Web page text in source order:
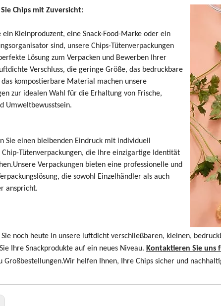
Chips mit Zuversicht:
ein Kleinproduzent, eine Snack-Food-Marke oder ein
sind, unsere Chips-Tütenverpackungen
Lösung zum Verpacken und Bewerben Ihrer
Verschluss, die geringe Größe, das bedruckbare
das kompostierbare Material machen unsere
zur idealen Wahl für die Erhaltung von Frische,
Umweltbewusstsein.
Sie einen bleibenden Eindruck mit individuell
Chip-Tütenverpackungen, die Ihre einzigartige Identität
Verpackungen bieten eine professionelle und
die sowohl Einzelhändler als auch
anspricht.
Sie noch heute in unsere luftdicht verschließbaren, kleinen,
Ihre Snackprodukte auf ein neues Niveau. Kontaktieren Sie
Großbestellungen.Wir helfen Ihnen, Ihre Chips sicher und